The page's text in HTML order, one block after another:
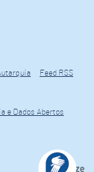
Feed RSS
e Dados Abertos